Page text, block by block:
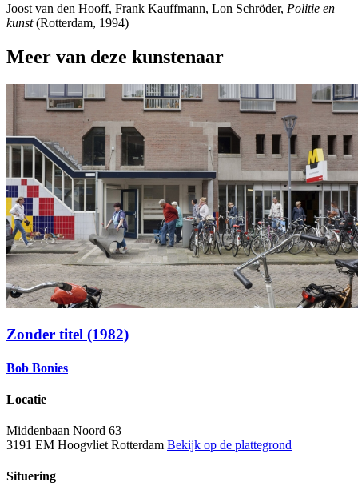
Joost van den Hooff, Frank Kauffmann, Lon Schröder, Politie en
kunst(Rotterdam, 1994)
Meer van deze kunstenaar
Zonder titel (1982)
Bob Bonies
Locatie
Middenbaan Noord 63
3191 EM Hoogvliet Rotterdam Bekijk op de plattegrond
Situering